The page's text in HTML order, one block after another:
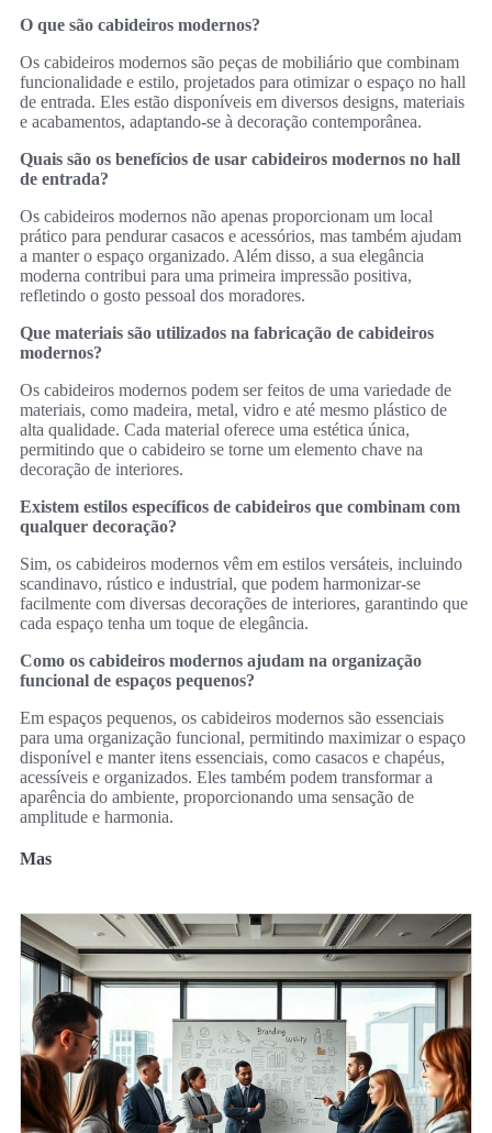
O que são cabideiros modernos?
Os cabideiros modernos são peças de mobiliário que combinam
funcionalidade e estilo, projetados para otimizar o espaço no hall
de entrada. Eles estão disponíveis em diversos designs, materiais
e acabamentos, adaptando-se à decoração contemporânea.
Quais são os benefícios de usar cabideiros modernos no hall
de entrada?
Os cabideiros modernos não apenas proporcionam um local
prático para pendurar casacos e acessórios, mas também ajudam
a manter o espaço organizado. Além disso, a sua elegância
moderna contribui para uma primeira impressão positiva,
refletindo o gosto pessoal dos moradores.
Que materiais são utilizados na fabricação de cabideiros
modernos?
Os cabideiros modernos podem ser feitos de uma variedade de
materiais, como madeira, metal, vidro e até mesmo plástico de
alta qualidade. Cada material oferece uma estética única,
permitindo que o cabideiro se torne um elemento chave na
decoração de interiores.
Existem estilos específicos de cabideiros que combinam com
qualquer decoração?
Sim, os cabideiros modernos vêm em estilos versáteis, incluindo
scandinavo, rústico e industrial, que podem harmonizar-se
facilmente com diversas decorações de interiores, garantindo que
cada espaço tenha um toque de elegância.
Como os cabideiros modernos ajudam na organização
funcional de espaços pequenos?
Em espaços pequenos, os cabideiros modernos são essenciais
para uma organização funcional, permitindo maximizar o espaço
disponível e manter itens essenciais, como casacos e chapéus,
acessíveis e organizados. Eles também podem transformar a
aparência do ambiente, proporcionando uma sensação de
amplitude e harmonia.
Mas